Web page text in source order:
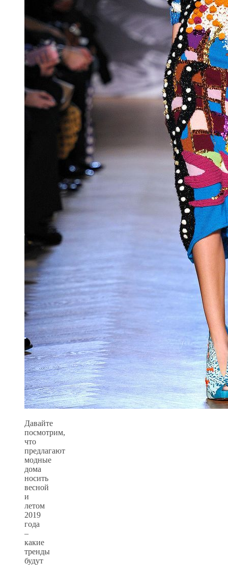
Давайте
посмотрим,
что
предлагают
модные
дома
носить
весной
и
летом
2019
года
–
какие
тренды
будут